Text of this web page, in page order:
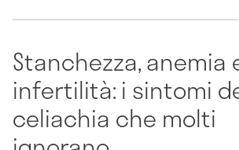
Stanchezza, anemia
infertilità: i sintomi
celiachia che molti